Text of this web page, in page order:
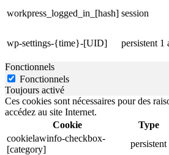
workpress_logged_in_[hash] session
wp-settings-{time}-[UID] persistent 1
Fonctionnels
Fonctionnels
Toujours activé
Ces cookies sont nécessaires pour des
accédez au site Internet.
Cookie
Type
cookielawinfo-checkbox-
[category]
persistent